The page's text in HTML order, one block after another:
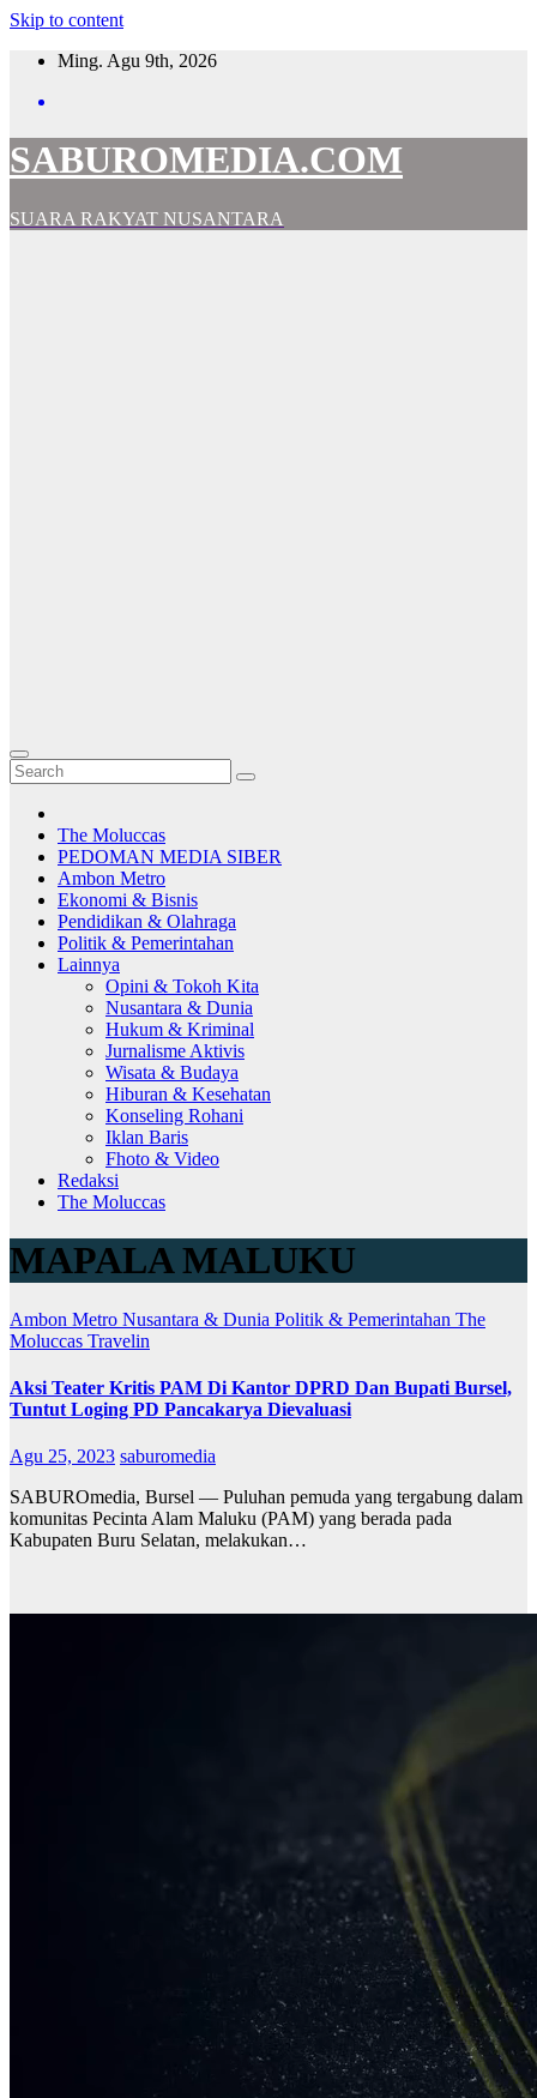
Skip to content
Ming. Agu 9th, 2026
SABUROMEDIA.COM
SUARA RAKYAT NUSANTARA
The Moluccas
PEDOMAN MEDIA SIBER
Ambon Metro
Ekonomi & Bisnis
Pendidikan & Olahraga
Politik & Pemerintahan
Lainnya
Opini & Tokoh Kita
Nusantara & Dunia
Hukum & Kriminal
Jurnalisme Aktivis
Wisata & Budaya
Hiburan & Kesehatan
Konseling Rohani
Iklan Baris
Fhoto & Video
Redaksi
The Moluccas
MAPALA MALUKU
Ambon Metro Nusantara & Dunia Politik & Pemerintahan The
Moluccas Travelin
Aksi Teater Kritis PAM Di Kantor DPRD Dan Bupati Bursel,
Tuntut Loging PD Pancakarya Dievaluasi
Agu 25, 2023 saburomedia
SABUROmedia, Bursel — Puluhan pemuda yang tergabung dalam
komunitas Pecinta Alam Maluku (PAM) yang berada pada
Kabupaten Buru Selatan, melakukan…